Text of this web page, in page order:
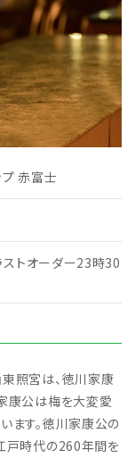
赤富士
トオーダー23時30
照宮は、徳川家康
康公は梅を大変愛
ます。徳川家康公の
戸時代の260年間を